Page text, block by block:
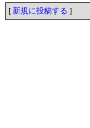
[ 新規に投稿する ]